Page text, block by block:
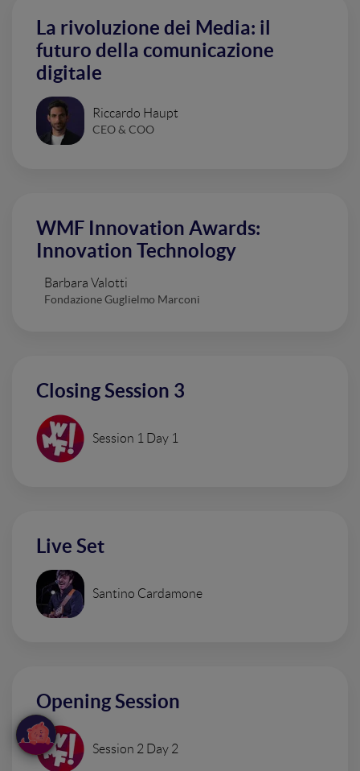
La rivoluzione dei Media: il
futuro della comunicazione
digitale
Riccardo Haupt
CEO & COO
WMF Innovation Awards:
Innovation Technology
Barbara Valotti
Fondazione Guglielmo Marconi
Closing Session 3
Session 1 Day 1
Live Set
Santino Cardamone
Opening Session
Session 2 Day 2